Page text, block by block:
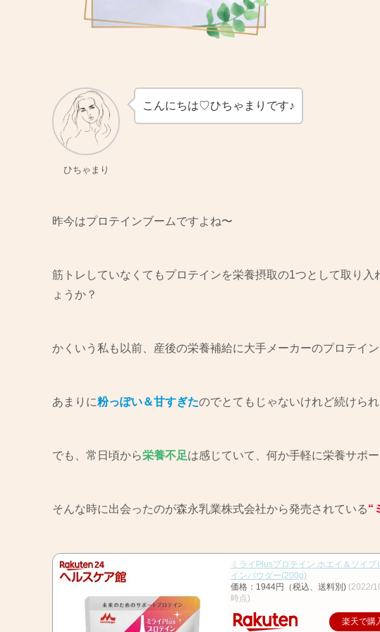
ひちゃまり
こんにちは♡ひちゃまりです♪
昨今はプロテインブームですよね〜
筋トレしていなくてもプロテインを栄養摂取の1つとして取り
ょうか？
かくいう私も以前、産後の栄養補給に大手メーカーのプロテイ
あまりに粉っぽい＆甘すぎたのでとてもじゃないけれど続けら
でも、常日頃から栄養不足は感じていて、何か手軽に栄養サポ
そんな時に出会ったのが森永乳業株式会社から発売されている“
ミライPlusプロテイン ホエイ＆ソイプ
インパウダー(200g)
価格：1944円（税込、送料別) (2022/
時点)
楽天で購